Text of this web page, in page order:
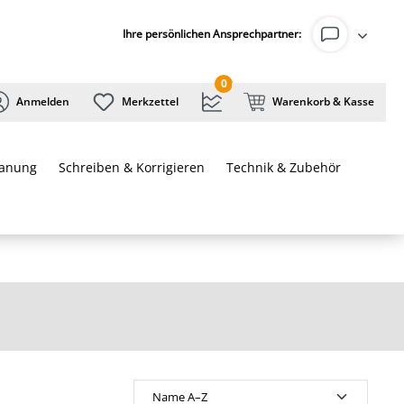
Ihre persönlichen Ansprechpartner:
Anmelden Merkzettel
0
Warenkorb & Kasse
Schreiben & Korrigieren Technik & Zubehör